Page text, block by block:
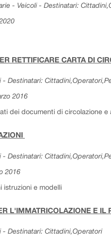
- Veicoli - Destinatari:
RETTIFICARE CARTA DI
- Destinatari:
2016
dei documenti di circolazione e
- Destinatari:
2016
istruzioni e modelli
L'IMMATRICOLAZIONE E IL
- Destinatari: Cittadini,Operatori